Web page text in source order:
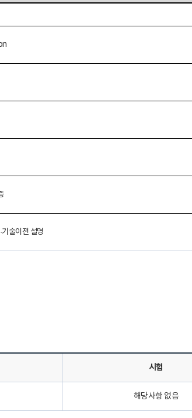
·기술이전 설명
시험
해당사항 없음